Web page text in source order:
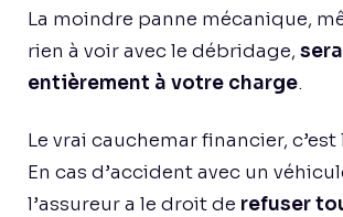
La moindre panne mécanique,
rien à voir avec le débridage, sera
entièrement à votre charge.
Le vrai cauchemar financier, c’est
En cas d’accident avec un
l’assureur a le droit de refuser